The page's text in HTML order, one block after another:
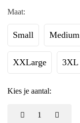
Maat:
Small Medium
XXLarge 3XL
Kies je aantal: